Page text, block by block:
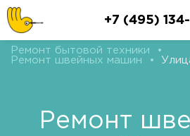
+7 (495)
Ремонт бытовой техники
•
Ремонт швейных машин
•
Ремонт